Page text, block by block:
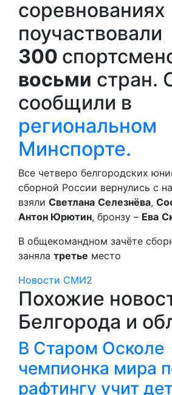
соревнованиях
поучаствовали
300
восьми стран.
сообщили в
региональном
Минспорте.
Все четверо белгородских
сборной России вернулись с
взяли Светлана Селезнёва,
Антон Юрютин, бронзу – Ева
В общекомандном зачёте
заняла третье место
Новости СМИ2
Похожие
Белгорода и
В Старом Осколе
чемпионка мира
рафтингу учит